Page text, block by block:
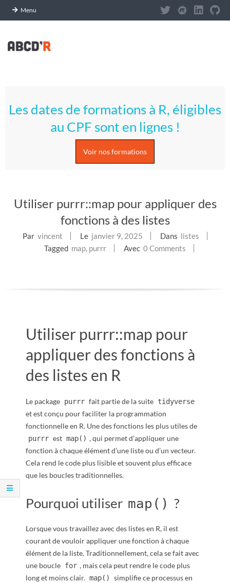
Menu
content
S
E
R
Menu
Les dates de formations à R, éligibles
au CPF sont en lignes !
Voir nos formations
Utiliser purrr::map pour appliquer des
fonctions à des listes
Par vincent Le janvier 9, 2025 Dans listes
Tagged map, purrr Avec 0 Comments
Utiliser purrr::map pour
appliquer des fonctions à
des listes en R
Le package purrr fait partie de la suite tidyverse
et est conçu pour faciliter la programmation
fonctionnelle en R. Une des fonctions les plus utiles de
purrr est map() , qui permet d’appliquer une
fonction à chaque élément d’une liste ou d’un vecteur.
Cela rend le code plus lisible et souvent plus efficace
que les boucles traditionnelles.
Pourquoi utiliser map() ?
Lorsque vous travaillez avec des listes en R, il est
courant de vouloir appliquer une fonction à chaque
élément de la liste. Traditionnellement, cela se fait avec
une boucle for , mais cela peut rendre le code plus
long et moins clair. map()
simplifie ce processus en
Panneau de gestion des cookies